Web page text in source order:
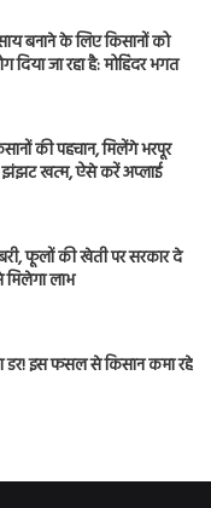
बनाने के लिए किसानों को
दिया जा रहा है: मोहिंदर भगत
की पहचान, मिलेंगे भरपूर
झंझट खत्म, ऐसे करें अप्लाई
फूलों की खेती पर सरकार दे
मिलेगा लाभ
डर! इस फसल से किसान कमा रहे